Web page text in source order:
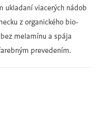
ukladaní viacerých nádob
z organického bio-
melamínu a spája
prevedením.